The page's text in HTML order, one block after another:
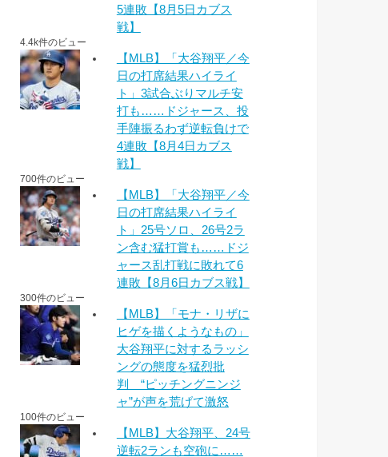
5連敗【8月5日カブス
戦】
4.4k件のビュー
【MLB】「大谷翔平／今
日の打席結果ハイライ
ト」3試合ぶりマルチ安
打も……ドジャース、投
手陣振るわず逆転負けで
4連敗【8月4日カブス
戦】
700件のビュー
【MLB】「大谷翔平／今
日の打席結果ハイライ
ト」25号ソロ、26号2ラ
ン含む猛打賞も……ドジ
ャース乱打戦に敗れて6
連敗【8月6日カブス戦】
300件のビュー
【MLB】「モナ・リザに
ヒゲを描くようなもの」
大谷翔平に対するラッシ
ングの態度を猛烈批
判 “ピッチングニンジ
ャ”が声を荒げて激怒
100件のビュー
【MLB】大谷翔平、24号
逆転2ランも空砲に……